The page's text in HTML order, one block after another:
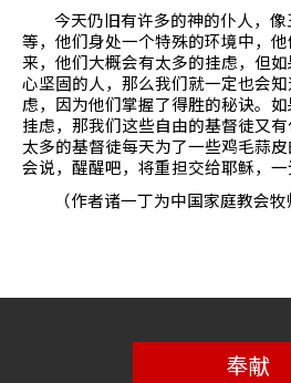
今天仍旧有许多的神的仆人，
等，他们身处一个特殊的环境中，
来，他们大概会有太多的挂虑，但
心坚固的人，那么我们就一定也会
虑，因为他们掌握了得胜的秘诀。
挂虑，那我们这些自由的基督徒又
太多的基督徒每天为了一些鸡毛蒜
会说，醒醒吧，将重担交给耶稣，一
（作者诸一丁为中国家庭教会牧
奉献